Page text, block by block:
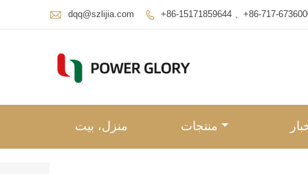
 dqq@szlijia.com  +86-15171859644 、+86-717-
منزل، بيت منتجات